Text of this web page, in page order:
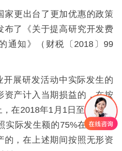
家更出台了更加优惠的政策
布了《关于提高研究开发费
通知》（财税〔2018〕99
开展研发活动中实际发生的
资产计入当期损益的，在按
在2018年1月1日至2020年
实际发生额的75%在税前加
的，在上述期间按照无形资